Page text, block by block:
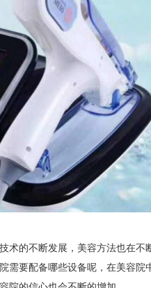
高危项目应该避
产后修复仪：这
美容仪器教你初
「零瑕疵」身体
容仪器推荐的3
纾缓一下
家：这类型擦了
的不断发展，美容方法也在不
需要配备哪些设备呢，在美容院